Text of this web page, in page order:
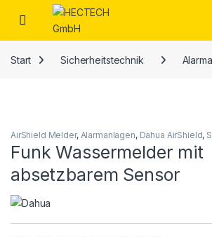
Open
Start Sicherheitstechnik
AirShield Melder, Alarmanlagen, Dahua AirShield,
Funk Wassermelder mit
absetzbarem Sensor